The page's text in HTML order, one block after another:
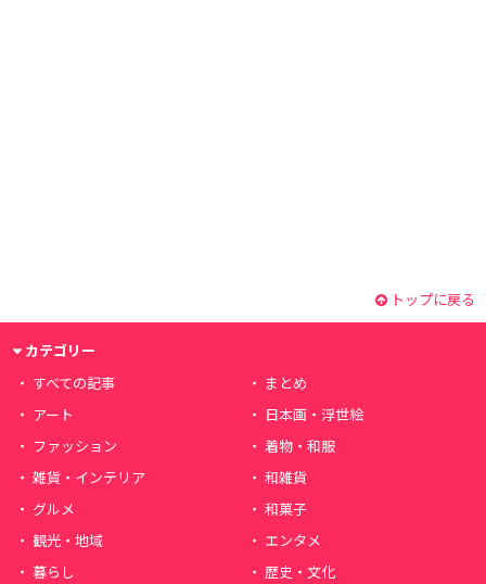
トップに戻る
カテゴリー
すべての記事
まとめ
アート
日本画・浮世絵
ファッション
着物・和服
雑貨・インテリア
和雑貨
グルメ
和菓子
観光・地域
エンタメ
暮らし
歴史・文化